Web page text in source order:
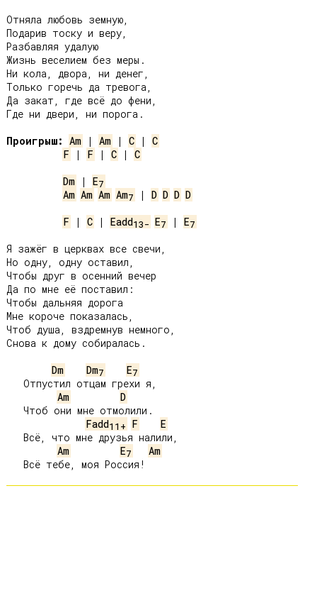
Отняла любовь земную,
Подарив тоску и веру,
Разбавляя удалую
Жизнь веселием без меры.
Ни кола, двора, ни денег,
Только горечь да тревога,
Да закат, где всё до фени,
Где ни двери, ни порога.
Проигрыш: Am | Am | C | C
F | F | C | C
Dm | E7
Am Am Am Am7 | D D D D
F | C | Eadd13- E7 | E7
Я зажёг в церквах все свечи,
Но одну, одну оставил,
Чтобы друг в осенний вечер
Да по мне её поставил:
Чтобы дальняя дорога
Мне короче показалась,
Чтоб душа, вздремнув немного,
Снова к дому собиралась.
Dm
Dm7 E7
Am
D
Fadd11+ F
E
Am
E7
Am